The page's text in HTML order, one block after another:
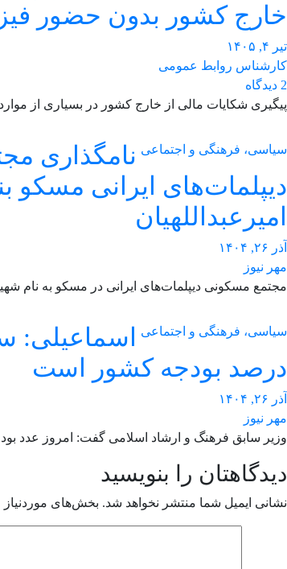
خارج کشور بدون حضور
تیر ۴, ۱۴۰۵
کارشناس روابط عمومی
2 دیدگاه
پیگیری شکایات مالی از خارج کشور در بسیاری از
سیاسی، فرهنگی و اجتماعی نامگذاری
دیپلمات‌های ایرانی مسکو
امیرعبداللهیان
آذر ۲۶, ۱۴۰۴
مهر نیوز
مجتمع مسکونی دیپلمات‌های ایرانی در مسکو به نام
سیاسی، فرهنگی و اجتماعی
اسماعیلی:
درصد بودجه کشور است
آذر ۲۶, ۱۴۰۴
مهر نیوز
وزیر سابق فرهنگ و ارشاد اسلامی گفت: امروز عدد
دیدگاهتان را بنویسید
نشانی ایمیل شما منتشر نخواهد شد. بخش‌های